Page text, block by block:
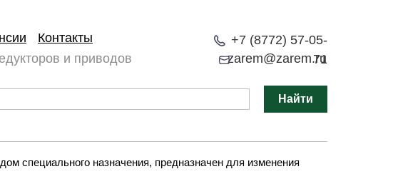
+7 (8772) 57-05-
71
Контакты
zarem@zarem.ru
и приводов
Найти
специального назначения, предназначен для изменения